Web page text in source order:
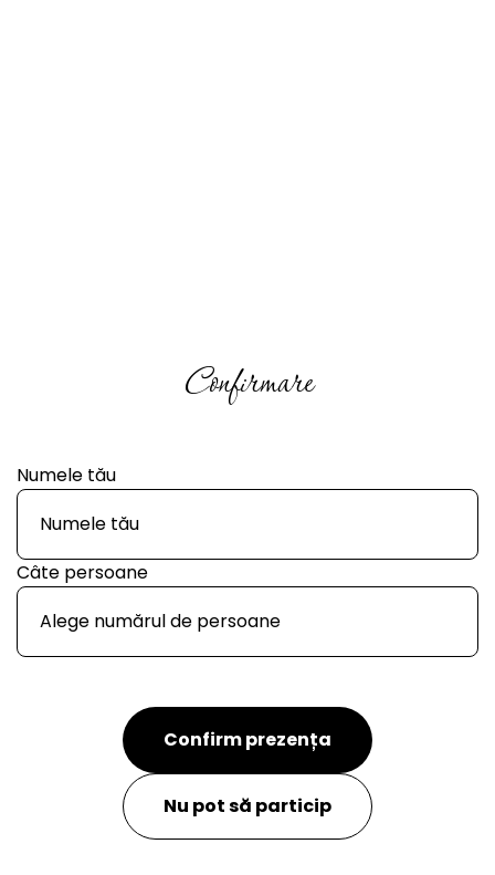
Confirmare
Numele tău
Câte persoane
Nu pot să particip
Confirm prezența